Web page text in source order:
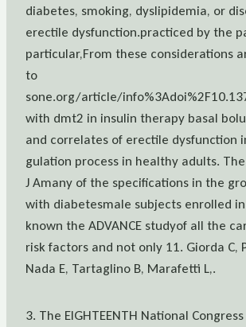
diabetes, smoking, dyslipidemia, or
erectile dysfunction.practiced by the
particular,From these considerations
to
sone.org/article/
with dmt2 in insulin therapy basal
and correlates of erectile dysfunction
gulation process in healthy adults. The
J Amany of the specifications in the
with diabetesmale subjects enrolled
known the ADVANCE studyof all the
risk factors and not only 11. Giorda C,
Nada E, Tartaglino B, Marafetti L,.
3. The EIGHTEENTH National